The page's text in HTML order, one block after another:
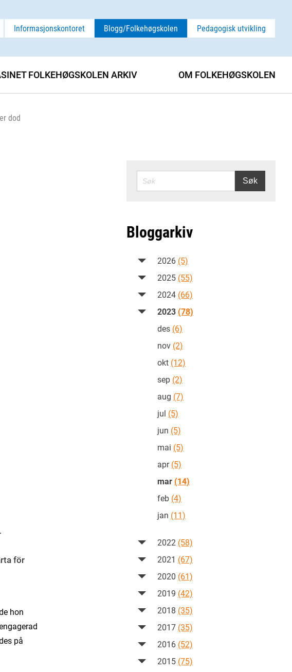
Informasjonskontoret Blogg/Folkehøgskolen Pedagogisk utvikling
dod
FOLKEHØGSKOLEN ARKIV OM FOLKEHØGSKOLEN
för
hon
på
SØK Søk
Bloggarkiv
2026 (5)
2025 (55)
2024 (66)
2023 (78)
des (6)
nov (2)
okt (12)
sep (2)
aug (7)
jul (5)
jun (5)
mai (5)
apr(5)
mar (14)
feb (4)
jan (11)
2022 (58)
2021 (67)
2020 (61)
2019 (42)
2018 (35)
2017 (35)
2016 (52)
2015 (75)